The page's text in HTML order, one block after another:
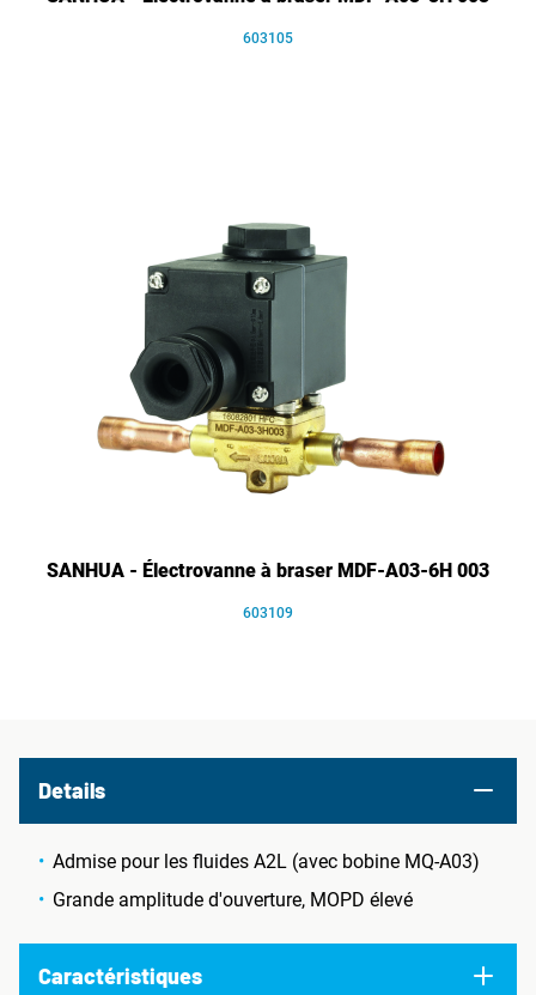
603105
SANHUA - Électrovanne à braser MDF-A03-6H 003
603109
Details
Admise pour les fluides A2L (avec bobine MQ-A03)
Grande amplitude d'ouverture, MOPD élevé
Caractéristiques